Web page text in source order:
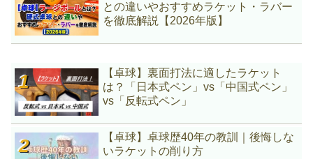
との違いやおすすめラケット・ラバー
を徹底解説【2026年版】
【卓球】裏面打法に適したラケット
は？「日本式ペン」vs「中国式ペン」
vs「反転式ペン」
【卓球】卓球歴40年の教訓｜後悔しな
いラケットの削り方